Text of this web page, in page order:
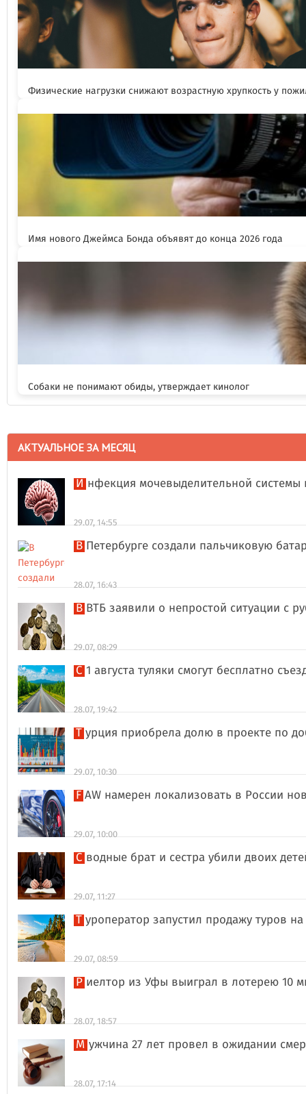
Физические нагрузки снижают возрастную хрупкость у
Имя нового Джеймса Бонда объявят до конца 2026 года
Собаки не понимают обиды, утверждает кинолог
АКТУАЛЬНОЕ ЗА МЕСЯЦ
Инфекция мочевыделительной
29.07, 14:55
В Петербурге создали пальчиковую
28.07, 16:43
В ВТБ заявили о непростой ситуации с
29.07, 08:29
С 1 августа туляки смогут бесплатно
28.07, 19:42
Турция приобрела долю в проекте по
29.07, 10:30
FAW намерен локализовать в России
29.07, 10:00
Сводные брат и сестра убили двоих
29.07, 11:27
Туроператор запустил продажу туров
29.07, 08:59
Риелтор из Уфы выиграл в лотерею 10
28.07, 18:57
Мужчина 27 лет провел в ожидании
28.07, 17:14